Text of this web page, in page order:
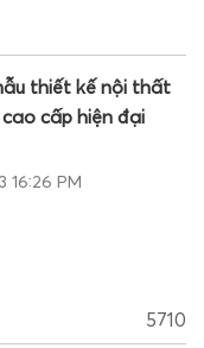
thiết kế nội thất
cấp hiện đại
16:26 PM
5710